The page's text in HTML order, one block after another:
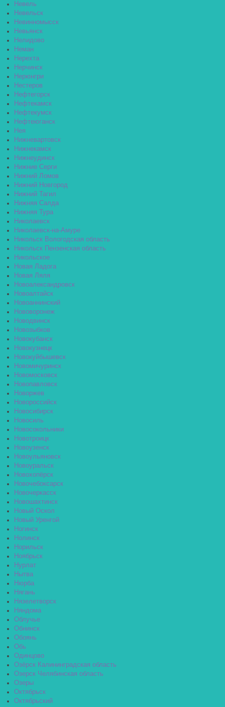
Невель
Невельск
Невинномысск
Невьянск
Нелидово
Неман
Нерехта
Нерчинск
Нерюнгри
Нестеров
Нефтегорск
Нефтекамск
Нефтекумск
Нефтеюганск
Нея
Нижневартовск
Нижнекамск
Нижнеудинск
Нижние Серги
Нижний Ломов
Нижний Новгород
Нижний Тагил
Нижняя Салда
Нижняя Тура
Николаевск
Николаевск-на-Амуре
Никольск Вологодская область
Никольск Пензенская область
Никольское
Новая Ладога
Новая Ляля
Новоалександровск
Новоалтайск
Новоаннинский
Нововоронеж
Новодвинск
Новозыбков
Новокубанск
Новокузнецк
Новокуйбышевск
Новомичуринск
Новомосковск
Новопавловск
Новоржев
Новороссийск
Новосибирск
Новосиль
Новосокольники
Новотроицк
Новоузенск
Новоульяновск
Новоуральск
Новохопёрск
Новочебоксарск
Новочеркасск
Новошахтинск
Новый Оскол
Новый Уренгой
Ногинск
Нолинск
Норильск
Ноябрьск
Нурлат
Нытва
Нюрба
Нягань
Нязелетворск
Няндома
Облучье
Обнинск
Обоянь
Обь
Одинцово
Озёрск Калининградская область
Озерск Челябинская область
Озеры
Октябрьск
Октябрьский